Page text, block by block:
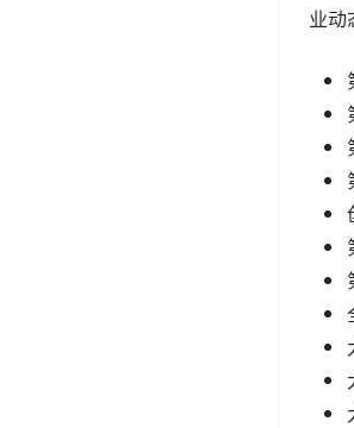
业动